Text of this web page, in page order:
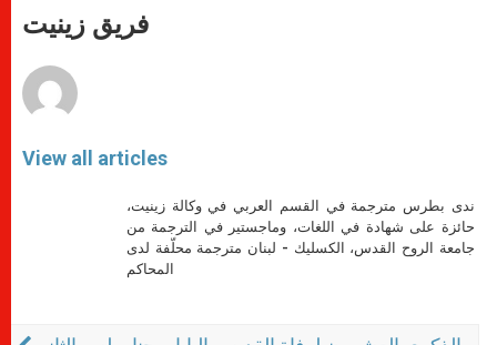
p
p
g
e
o
k
فريق زينيت
View all articles
ندى بطرس مترجمة في القسم العربي في وكالة زينيت،
حائزة على شهادة في اللغات، وماجستير في الترجمة من
جامعة الروح القدس، الكسليك - لبنان مترجمة محلّفة لدى
المحاكم